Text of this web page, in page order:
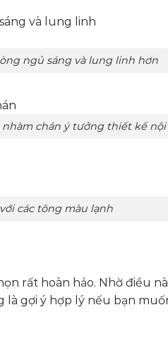
và lung linh hơn
ý tưởng thiết kế nội
màu lạnh
rất hoàn hảo. Nhờ điều
là gợi ý hợp lý nếu bạn